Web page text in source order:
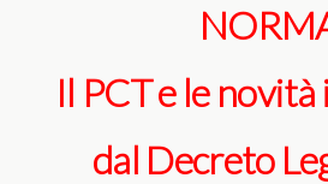
Il PCT e le
dal Decreto